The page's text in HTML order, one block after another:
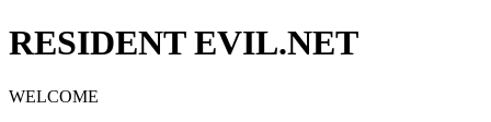
RESIDENT EVIL.NET
WELCOME